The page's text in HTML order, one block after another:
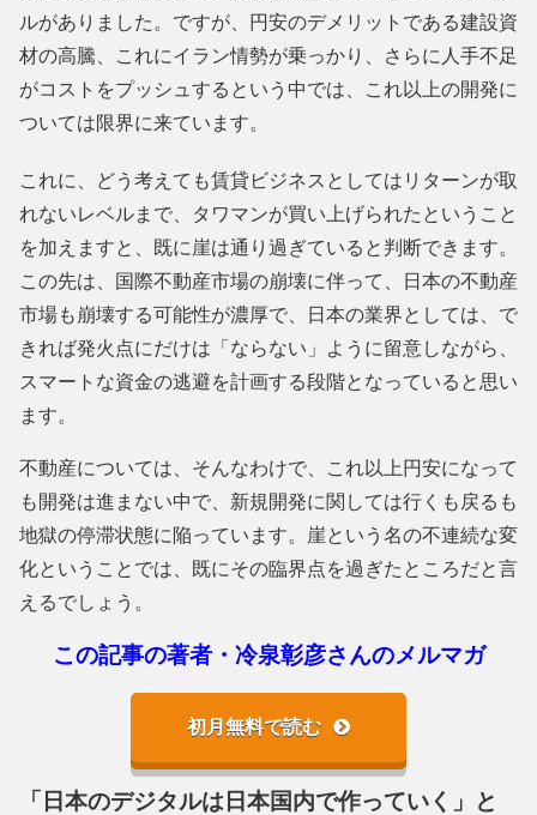
ルがありました。ですが、円安のデメリットである建設資
材の高騰、これにイラン情勢が乗っかり、さらに人手不足
がコストをプッシュするという中では、これ以上の開発に
ついては限界に来ています。
これに、どう考えても賃貸ビジネスとしてはリターンが取
れないレベルまで、タワマンが買い上げられたということ
を加えますと、既に崖は通り過ぎていると判断できます。
この先は、国際不動産市場の崩壊に伴って、日本の不動産
市場も崩壊する可能性が濃厚で、日本の業界としては、で
きれば発火点にだけは「ならない」ように留意しながら、
スマートな資金の逃避を計画する段階となっていると思い
ます。
不動産については、そんなわけで、これ以上円安になって
も開発は進まない中で、新規開発に関しては行くも戻るも
地獄の停滞状態に陥っています。崖という名の不連続な変
化ということでは、既にその臨界点を過ぎたところだと言
えるでしょう。
この記事の著者・冷泉彰彦さんのメルマガ
初月無料で読む
「日本のデジタルは日本国内で作っていく」と